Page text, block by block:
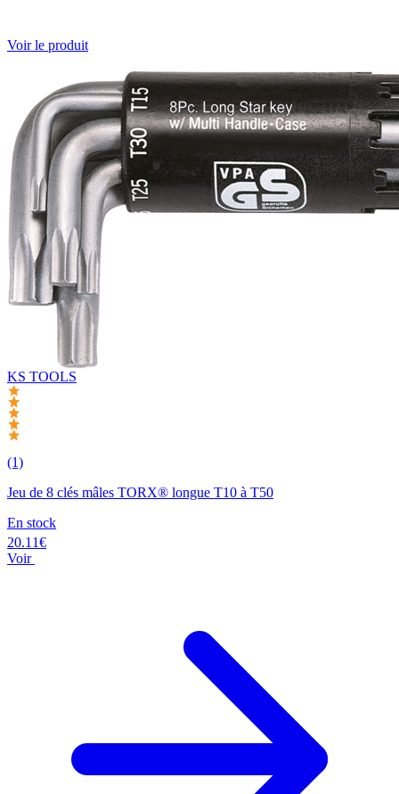
Voir le produit
KS TOOLS
(1)
Jeu de 8 clés mâles TORX® longue T10 à T50
En stock
20.11€
Voir